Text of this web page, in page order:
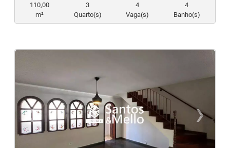
110,00
m²
3
Quarto(s)
4
Vaga(s)
4
Banho(s)
‹
Previous
›